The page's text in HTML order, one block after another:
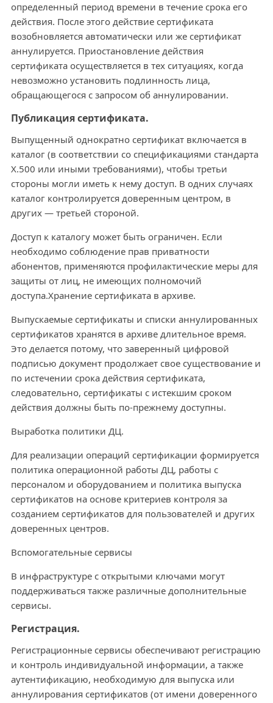
определенный период времени в течение срока его
действия. После этого действие сертификата
возобновляется автоматически или же сертификат
аннулируется. Приостановление действия
сертификата осуществляется в тех ситуациях, когда
невозможно установить подлинность лица,
обращающегося с запросом об аннулировании.
Публикация сертификата.
Выпущенный однократно сертификат включается в
каталог (в соответствии со спецификациями стандарта
X.500 или иными требованиями), чтобы третьи
стороны могли иметь к нему доступ. В одних случаях
каталог контролируется доверенным центром, в
других — третьей стороной.
Доступ к каталогу может быть ограничен. Если
необходимо соблюдение прав приватности
абонентов, применяются профилактические меры для
защиты от лиц, не имеющих полномочий
доступа.Хранение сертификата в архиве.
Выпускаемые сертификаты и списки аннулированных
сертификатов хранятся в архиве длительное время.
Это делается потому, что заверенный цифровой
подписью документ продолжает свое существование и
по истечении срока действия сертификата,
следовательно, сертификаты с истекшим сроком
действия должны быть по-прежнему доступны.
Выработка политики ДЦ.
Для реализации операций сертификации формируется
политика операционной работы ДЦ, работы с
персоналом и оборудованием и политика выпуска
сертификатов на основе критериев контроля за
созданием сертификатов для пользователей и других
доверенных центров.
Вспомогательные сервисы
В инфраструктуре с открытыми ключами могут
поддерживаться также различные дополнительные
сервисы.
Регистрация.
Регистрационные сервисы обеспечивают регистрацию
и контроль индивидуальной информации, а также
аутентификацию, необходимую для выпуска или
аннулирования сертификатов (от имени доверенного